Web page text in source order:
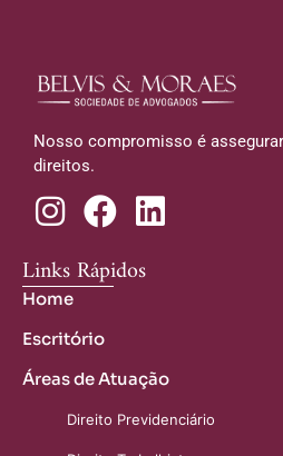
Nosso compromisso é
direitos.
Links Rápidos
Home
Escritório
Áreas de Atuação
Direito Previdenciário